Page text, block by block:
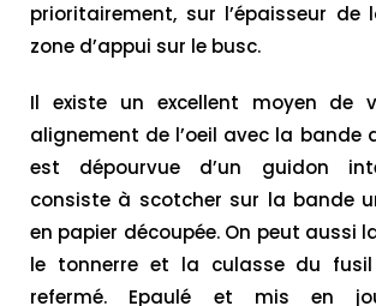
prioritairement, sur l’épaisseur
zone d’appui sur le busc.
Il existe un excellent moyen de
alignement de l’oeil avec la bande
est dépourvue d’un guidon
consiste à scotcher sur la bande
en papier découpée. On peut aussi
le tonnerre et la culasse du fusil
refermé. Epaulé et mis en